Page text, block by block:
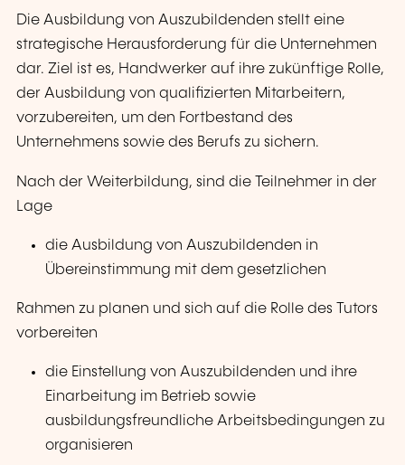
Die Ausbildung von Auszubildenden stellt eine
strategische Herausforderung für die Unternehmen
dar. Ziel ist es, Handwerker auf ihre zukünftige Rolle,
der Ausbildung von qualifizierten Mitarbeitern,
vorzubereiten, um den Fortbestand des
Unternehmens sowie des Berufs zu sichern.
Nach der Weiterbildung, sind die Teilnehmer in der
Lage
die Ausbildung von Auszubildenden in
Übereinstimmung mit dem gesetzlichen
Rahmen zu planen und sich auf die Rolle des Tutors
vorbereiten
die Einstellung von Auszubildenden und ihre
Einarbeitung im Betrieb sowie
ausbildungsfreundliche Arbeitsbedingungen zu
organisieren